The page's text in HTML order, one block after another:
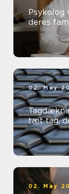
Psykolog vejle hjælp til
deres
02. May
tæt tag,
02. May